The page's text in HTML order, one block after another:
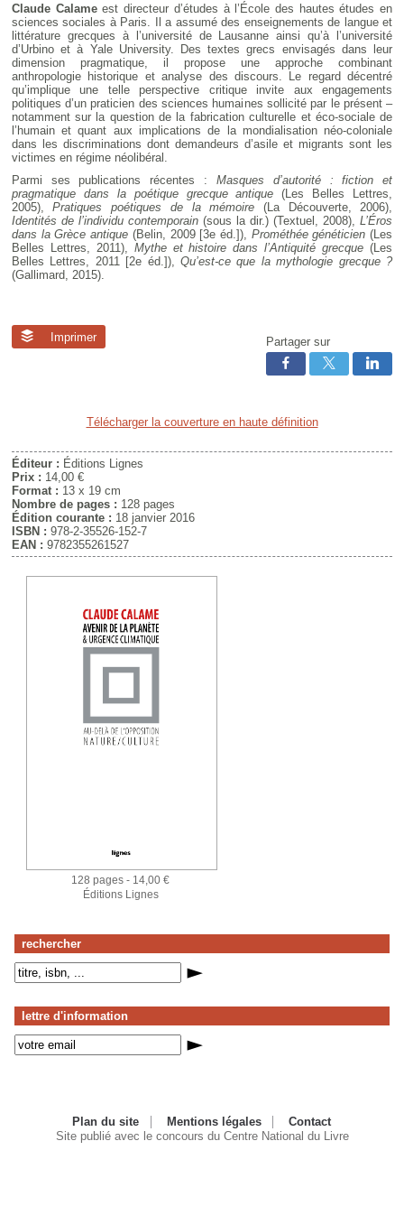
rechercher
lettre d'information
128 pages - 14,00 €
Éditions Lignes
Claude Calameest directeur d’études à l’École des hautes études en
sciences sociales à Paris. Il a assumé des enseignements de langue et
littérature grecques à l’université de Lausanne ainsi qu’à l’université
d’Urbino et à Yale University. Des textes grecs envisagés dans leur
dimension pragmatique, il propose une approche combinant
anthropologie historique et analyse des discours. Le regard décentré
qu’implique une telle perspective critique invite aux engagements
politiques d’un praticien des sciences humaines sollicité par le présent –
notamment sur la question de la fabrication culturelle et éco-sociale de
l’humain et quant aux implications de la mondialisation néo-coloniale
dans les discriminations dont demandeurs d’asile et migrants sont les
victimes en régime néolibéral.
Parmi ses publications récentes : Masques d’autorité : fiction et
pragmatique dans la poétique grecque antique (Les Belles Lettres,
2005),Pratiques poétiques de la mémoire (La Découverte, 2006),
Identités de l’individu contemporain(sous la dir.) (Textuel, 2008),L’Éros
dans la Grèce antique (Belin, 2009 [3e éd.]), Prométhée généticien (Les
Belles Lettres, 2011), Mythe et histoire dans l’Antiquité grecque (Les
Belles Lettres, 2011 [2e éd.]), Qu’est-ce que la mythologie grecque ?
(Gallimard, 2015).
Imprimer Partager sur
Télécharger la couverture en haute définition
Éditeur : Éditions Lignes
Prix : 14,00 €
Format : 13 x 19 cm
Nombre de pages : 128 pages
Édition courante : 18 janvier 2016
ISBN : 978-2-35526-152-7
EAN : 9782355261527
Plan du site Mentions légales
Contact
Site publié avec le concours du Centre National du Livre